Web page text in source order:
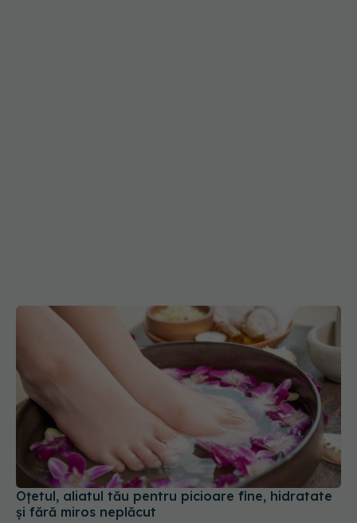
Oțetul, aliatul tău pentru picioare fine, hidratate
și fără miros neplăcut